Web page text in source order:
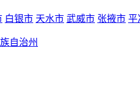
白银市 天水市 武威市 张掖市 平
自治州